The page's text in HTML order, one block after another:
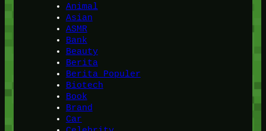
Animal
Asian
ASMR
Bank
Beauty
Berita
Berita Populer
Biotech
Book
Brand
Car